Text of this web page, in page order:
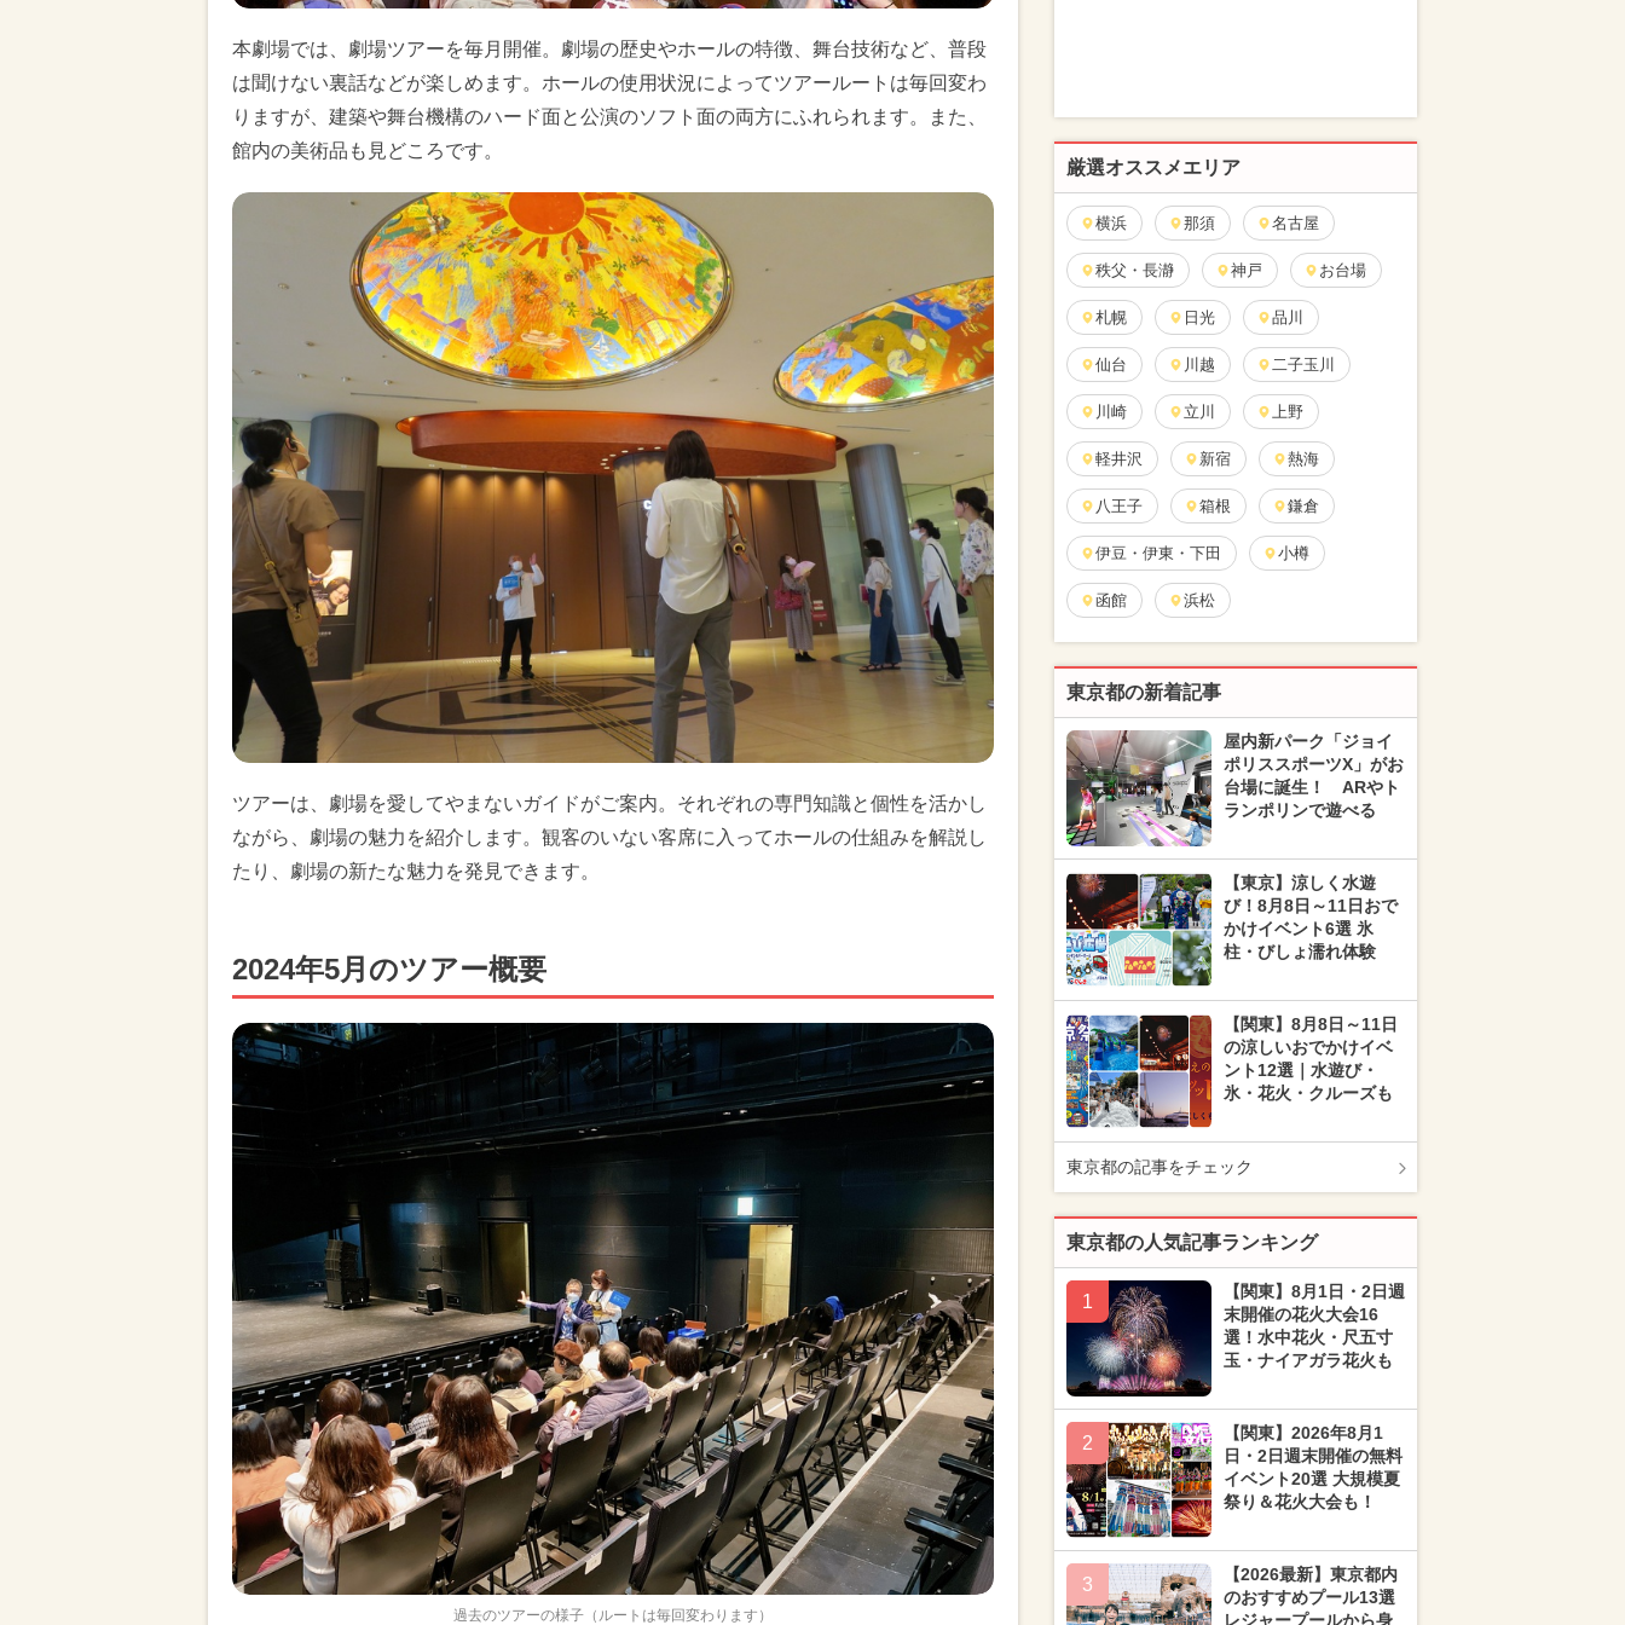
本劇場では、劇場ツアーを毎月開催。劇場の歴史やホールの特徴、舞台技術など、普段
は聞けない裏話などが楽しめます。ホールの使用状況によってツアールートは毎回変わ
りますが、建築や舞台機構のハード面と公演のソフト面の両方にふれられます。また、
館内の美術品も見どころです。
ツアーは、劇場を愛してやまないガイドがご案内。それぞれの専門知識と個性を活かし
ながら、劇場の魅力を紹介します。観客のいない客席に入ってホールの仕組みを解説し
たり、劇場の新たな魅力を発見できます。
2024年5月のツアー概要
過去のツアーの様子（ルートは毎回変わります）
厳選オススメエリア
横浜 那須 名古屋
秩父・長瀞 神戸 お台場
札幌 日光 品川
仙台 川越 二子玉川
川崎 立川 上野
軽井沢 新宿 熱海
八王子 箱根 鎌倉
伊豆・伊東・下田 小樽
函館 浜松
東京都の新着記事
屋内新パーク「ジョイ
ポリススポーツX」がお
台場に誕生！ ARやト
ランポリンで遊べる
【東京】涼しく水遊
び！8月8日～11日おで
かけイベント6選 氷
柱・びしょ濡れ体験
【関東】8月8日～11日
の涼しいおでかけイベ
ント12選｜水遊び・
氷・花火・クルーズも
東京都の記事をチェック
東京都の人気記事ランキング
1
【関東】8月1日・2日週
末開催の花火大会16
選！水中花火・尺五寸
玉・ナイアガラ花火も
2
【関東】2026年8月1
日・2日週末開催の無料
イベント20選 大規模夏
祭り＆花火大会も！
3
【2026最新】東京都内
のおすすめプール13選
レジャープールから身